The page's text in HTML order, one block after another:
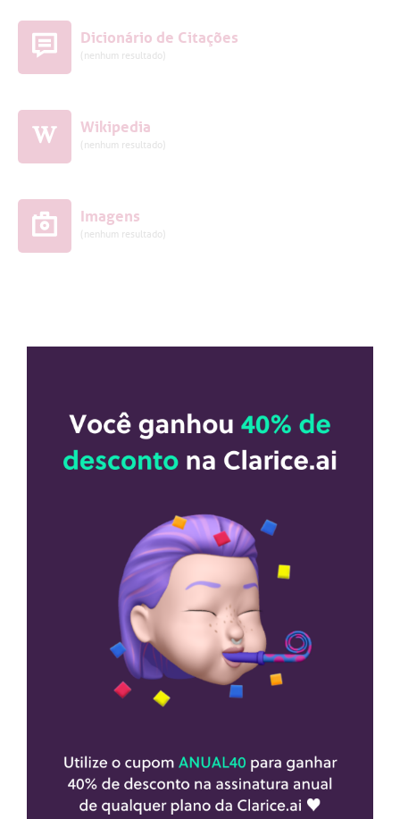
Dicionário de Citações
(nenhum resultado)
Wikipedia
(nenhum resultado)
Imagens
(nenhum resultado)